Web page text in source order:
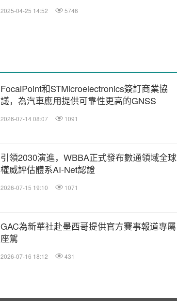
2025-04-25 14:52 5746
FocalPoint和STMicroelectronics簽訂商業協
議，為汽車應用提供可靠性更高的GNSS
2026-07-14 08:07 1091
引領2030演進，WBBA正式發布數通領域全球
權威評估體系AI-Net認證
2026-07-15 19:10 1071
GAC為新華社赴墨西哥提供官方賽事報道專屬
座駕
2026-07-16 18:12 431